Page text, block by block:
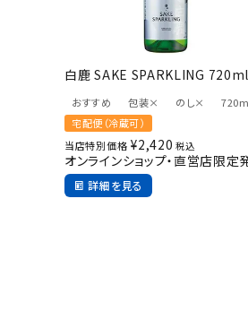
白鹿 SAKE SPARKLING 720ml
おすすめ 包装× のし×
宅配便（冷蔵可）
当店特別価格 ¥2,420 税込
オンラインショップ・直営店限定
詳細を見る